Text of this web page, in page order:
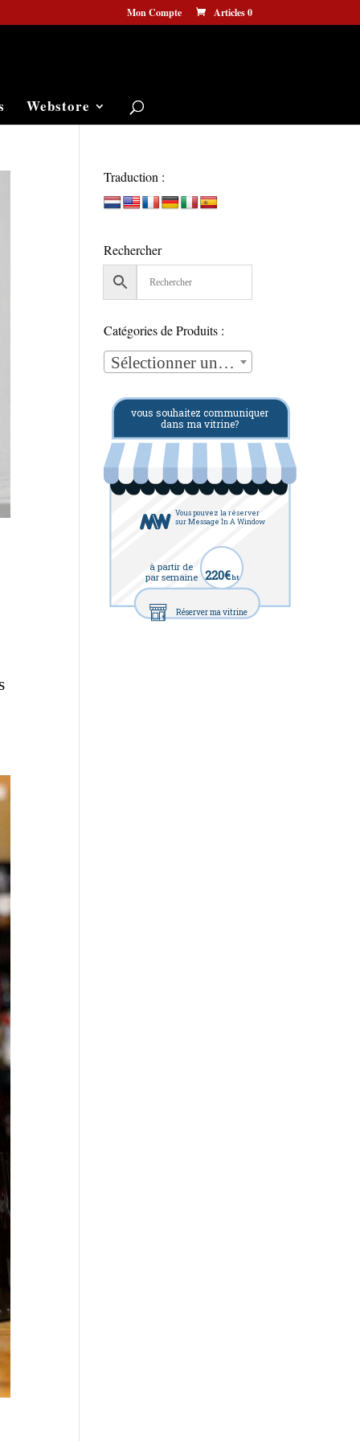
Mon Compte Articles 0
Webstore
Traduction :
Rechercher
Catégories de Produits :
Sélectionner une catégorie
vous souhaitez communiquer
dans ma vitrine?
Vous pouvez la réserver
sur Message In A Window
à partir de
par semaine 220€ht
Réserver ma vitrine